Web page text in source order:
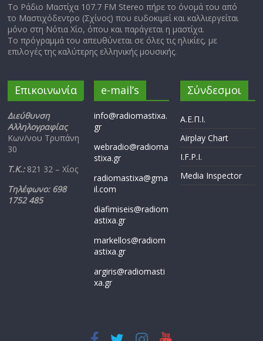
Το Ράδιο Μαστίχα 107.7 FM Stereo πήρε το όνομά του από
το Μαστιχόδεντρο (Σχίνος) που ευδοκιμεί και καλλιεργείται
μόνο στη Νότια Χίο, όπου και παράγεται η μαστίχα.
Το πρόγραμμά του απευθύνεται σε όλες τις ηλικίες, με
επιλογές της καλύτερης ελληνικής μουσικής.
Επικοινωνία
Διεύθυνση
Αλληλογραφίας
Κων/νου Τρυπάνη
30
Τ.Κ.: 821 32 – Χίος
Τηλέφωνο: 698
1752 485
e-mail’s
info@radiomastixa.
gr
webradio@radioma
stixa.gr
radiomastixa@gma
il.com
diafimiseis@radiom
astixa.gr
markellos@radiom
astixa.gr
argiris@radiomasti
xa.gr
Σύνδεσμοι
Α.Ε.Π.Ι.
Airplay Chart
I.F.P.I.
Media Inspector